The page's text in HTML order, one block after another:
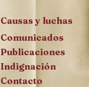
Causas y luchas
Comunicados
Publicaciones
Indignación
Contacto